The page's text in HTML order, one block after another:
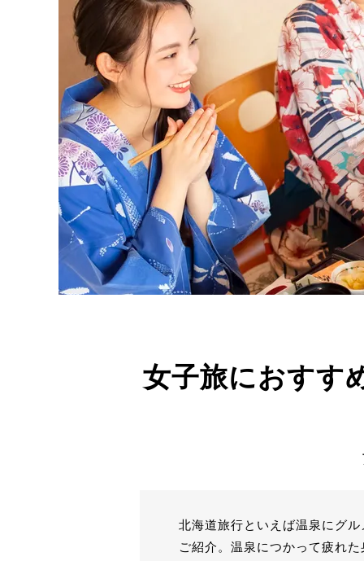
女子旅におすす
北海道旅行といえば温泉にグ
ご紹介。温泉につかって疲れ